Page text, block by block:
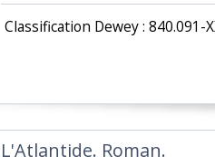
Classification Dewey : 840.091-
‎L'Atlantide. Roman.‎